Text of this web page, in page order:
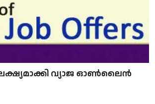
വ്യാജ ഓൺലൈൻ